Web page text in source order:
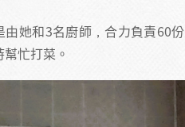
由她和3名廚師，合力負責60
忙打菜。